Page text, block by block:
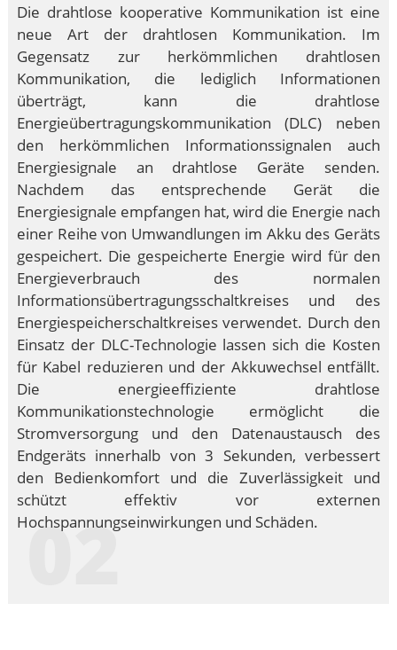
Die drahtlose kooperative Kommunikation ist eine
neue Art der drahtlosen Kommunikation. Im
Gegensatz zur herkömmlichen drahtlosen
Kommunikation, die lediglich Informationen
überträgt, kann die drahtlose
Energieübertragungskommunikation (DLC) neben
den herkömmlichen Informationssignalen auch
Energiesignale an drahtlose Geräte senden.
Nachdem das entsprechende Gerät die
Energiesignale empfangen hat, wird die Energie nach
einer Reihe von Umwandlungen im Akku des Geräts
gespeichert. Die gespeicherte Energie wird für den
Energieverbrauch des normalen
Informationsübertragungsschaltkreises und des
Energiespeicherschaltkreises verwendet. Durch den
Einsatz der DLC-Technologie lassen sich die Kosten
für Kabel reduzieren und der Akkuwechsel entfällt.
Die energieeffiziente drahtlose
Kommunikationstechnologie ermöglicht die
Stromversorgung und den Datenaustausch des
Endgeräts innerhalb von 3 Sekunden, verbessert
den Bedienkomfort und die Zuverlässigkeit und
schützt effektiv vor externen
Hochspannungseinwirkungen und Schäden.
02